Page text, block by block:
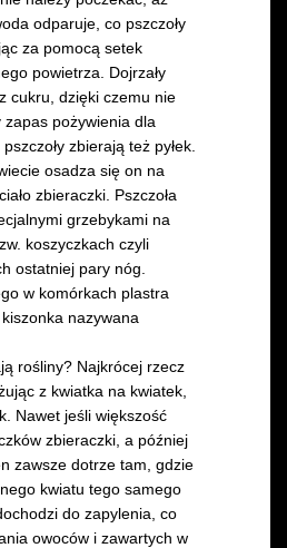
odparuje, co pszczoły
za pomocą setek
powietrza. Dojrzały
cukru, dzięki czemu nie
zapas pożywienia dla
zbierają też pyłek.
osadza się on na
zbieraczki. Pszczoła
grzebykami na
koszyczkach czyli
ostatniej pary nóg.
w komórkach plastra
nazywana
rośliny? Najkrócej rzecz
z kwiatka na kwiatek,
Nawet jeśli większość
zbieraczki, a później
zawsze dotrze tam, gdzie
kwiatu tego samego
do zapylenia, co
owoców i zawartych w